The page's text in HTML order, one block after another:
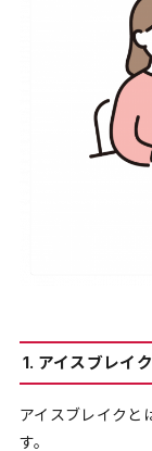
1. アイスブレイ
アイスブレイクと
す。